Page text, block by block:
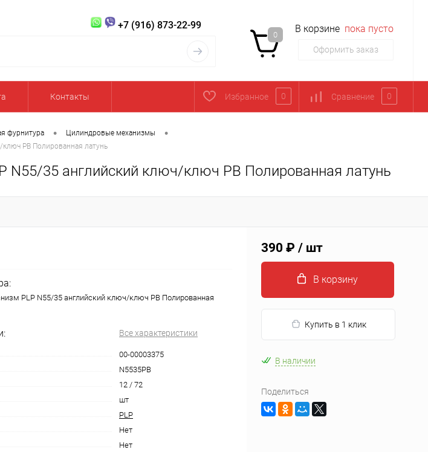
+7 (916) 873-22-99
0
В корзине пока пусто
Оформить заказ
Контакты Избранное 0 Сравнение 0
фурнитура • Цилиндровые механизмы •
PB Полированная латунь
N55/35 английский ключ/ключ PB Полированная латунь
PLP N55/35 английский ключ/ключ PB Полированная
Все характеристики
00-00003375
N5535PB
12 / 72
шт
PLP
Нет
Нет
390 ₽ / шт
В корзину
Купить в 1 клик
В наличии
Поделиться